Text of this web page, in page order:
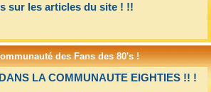
h
e
sur les articles du site ! !!
des Fans des 80's !
LA COMMUNAUTE EIGHTIES !! !